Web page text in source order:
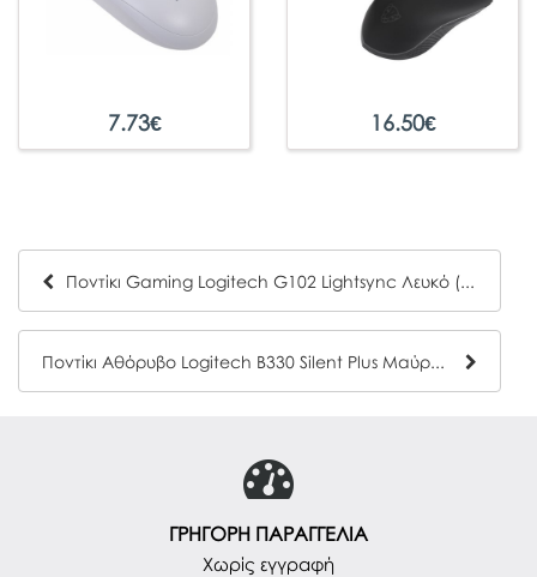
7.73€ 16.50€
Ποντίκι Gaming Logitech G102 Lightsync Λευκό (910-005824) (LOGG102WH)
Ποντίκι Αθόρυβο Logitech B330 Silent Plus Μαύρο (910-004913) (LOGB330BK)
ΓΡΗΓΟΡΗ ΠΑΡΑΓΓΕΛΙΑ
Χωρίς εγγραφή